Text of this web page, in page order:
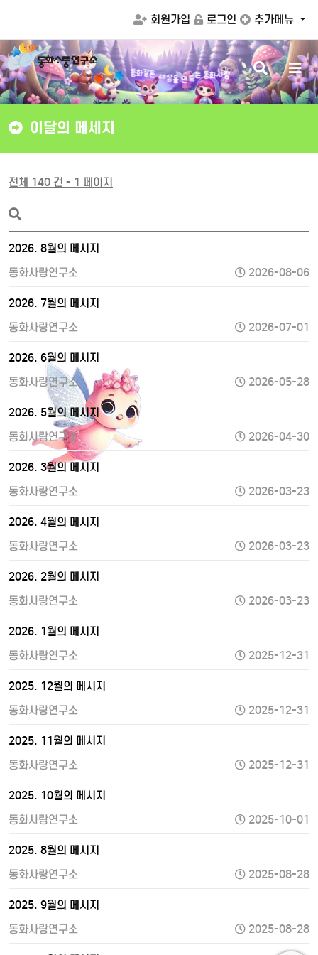
회원가입 로그인 추가메뉴
동화같은 세상을 만드는 동화사랑
검
색
버
튼
메
뉴
버
튼
이달의 메세지
전체 140 건 - 1 페이지
2026. 8월의 메시지
동화사랑연구소
2026-08-06
2026. 7월의 메시지
동화사랑연구소
2026-07-01
2026. 6월의 메시지
동화사랑연구소
2026-05-28
2026. 5월의 메시지
동화사랑연구소
2026-04-30
2026. 3월의 메시지
동화사랑연구소
2026-03-23
2026. 4월의 메시지
동화사랑연구소
2026-03-23
2026. 2월의 메시지
동화사랑연구소
2026-03-23
2026. 1월의 메시지
동화사랑연구소
2025-12-31
2025. 12월의 메시지
동화사랑연구소
2025-12-31
2025. 11월의 메시지
동화사랑연구소
2025-12-31
2025. 10월의 메시지
동화사랑연구소
2025-10-01
2025. 8월의 메시지
동화사랑연구소
2025-08-28
2025. 9월의 메시지
동화사랑연구소
2025-08-28